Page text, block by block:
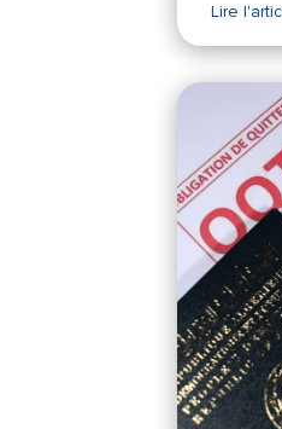
Lire